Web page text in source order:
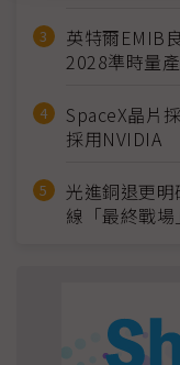
英特爾EMIB
2028準時量產
SpaceX晶片
採用NVIDIA
光進銅退更
線「最終戰場」